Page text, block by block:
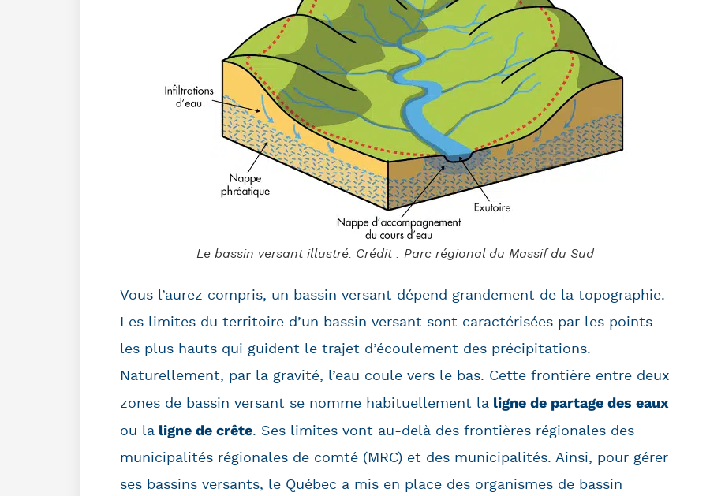
Le bassin versant illustré. Crédit : Parc régional du Massif du Sud
Vous l’aurez compris, un bassin versant dépend grandement de la topographie.
Les limites du territoire d’un bassin versant sont caractérisées par les points
les plus hauts qui guident le trajet d’écoulement des précipitations.
Naturellement, par la gravité, l’eau coule vers le bas. Cette frontière entre deux
zones de bassin versant se nomme habituellement la ligne de partage des eaux
ou la ligne de crête. Ses limites vont au-delà des frontières régionales des
municipalités régionales de comté (MRC) et des municipalités. Ainsi, pour gérer
ses bassins versants, le Québec a mis en place des organismes de bassin